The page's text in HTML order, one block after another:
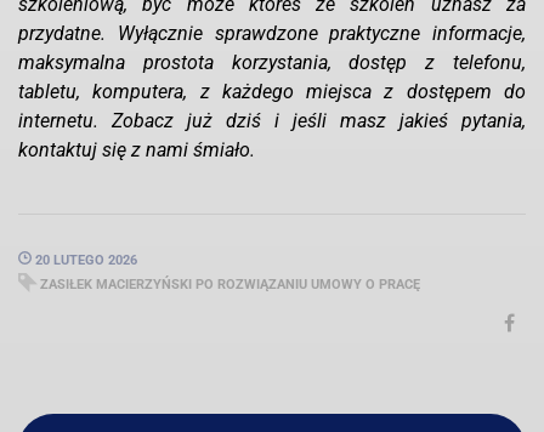
przydatne. Wyłącznie sprawdzone praktyczne informacje,
maksymalna prostota korzystania, dostęp z telefonu,
tabletu, komputera, z każdego miejsca z dostępem do
internetu. Zobacz już dziś i jeśli masz jakieś pytania,
kontaktuj się z nami śmiało.
20 LUTEGO 2026
ZASIŁEK MACIERZYŃSKI PO ROZWIĄZANIU UMOWY O PRACĘ